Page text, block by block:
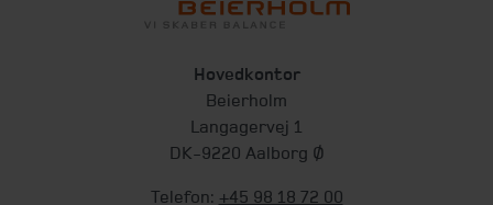
Hovedkontor
Beierholm
Langagervej 1
DK-9220 Aalborg Ø
Telefon: +45 98 18 72 00